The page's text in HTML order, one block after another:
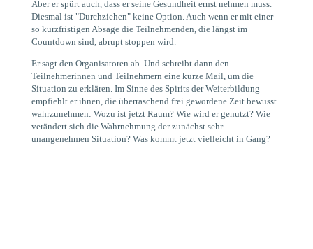
Aber er spürt auch, dass er seine Gesundheit ernst nehmen muss.
Diesmal ist "Durchziehen" keine Option. Auch wenn er mit einer
so kurzfristigen Absage die Teilnehmenden, die längst im
Countdown sind, abrupt stoppen wird.
Er sagt den Organisatoren ab. Und schreibt dann den
Teilnehmerinnen und Teilnehmern eine kurze Mail, um die
Situation zu erklären. Im Sinne des Spirits der Weiterbildung
empfiehlt er ihnen, die überraschend frei gewordene Zeit bewusst
wahrzunehmen: Wozu ist jetzt Raum? Wie wird er genutzt? Wie
verändert sich die Wahrnehmung der zunächst sehr
unangenehmen Situation? Was kommt jetzt vielleicht in Gang?